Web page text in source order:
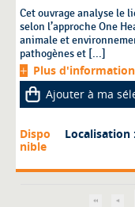
Cet ouvrage analyse le
selon l’approche One
animale et
pathogènes et [...]
Plus
Ajouter à ma
Dispo
nible
Localisation